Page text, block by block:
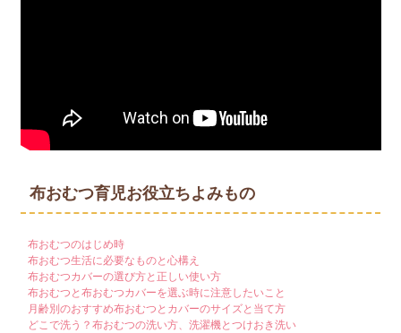
合わせ業務はお休みいたします。
※GW前の発送は5/1の10時までのご注文とさせていただきます。
5/7から順次対応させていただきます。ご注文はお休み中も随時受け
(202512/24) 〇kuccaショップ 年末年始のお知らせ〇
12/27～1/4は冬休みとさせていただき、発送・お問い合わせ業務は
お休みいたします。
1/5から順次対応させていただきます。ご注文はお休み中も随時受け
付けておりますので、
どうぞよろしくお願いいたします。また、福袋は4日10時から販売し
ます！！
布おむつ育児お役立ちよみもの
布おむつのはじめ時
布おむつ生活に必要なものと心構え
布おむつカバーの選び方と正しい使い方
布おむつと布おむつカバーを選ぶ時に注意したいこと
月齢別のおすすめ布おむつとカバーのサイズと当て方
どこで洗う？布おむつの洗い方、洗濯機とつけおき洗い